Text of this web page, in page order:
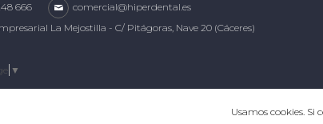
Usamos cookies. Si
666
comercial@hiperdental.es
La Mejostilla - C/ Pitágoras, Nave 20 (Cáceres)
▼